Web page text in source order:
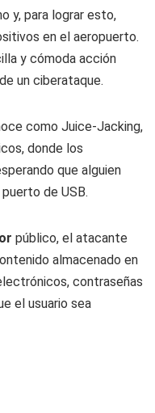
y, para lograr esto,
en el aeropuerto.
y cómoda acción
un ciberataque.
como Juice-Jacking,
donde los
que alguien
de USB.
público, el atacante
almacenado en
contraseñas
el usuario sea